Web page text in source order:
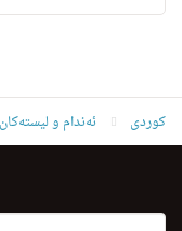
کوردی ئه‌ندام و لیسته‌كان